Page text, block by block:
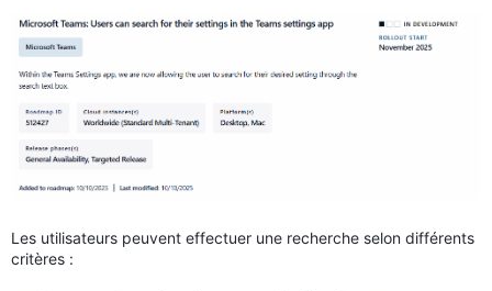
Les utilisateurs peuvent effectuer une recherche selon différents
critères :